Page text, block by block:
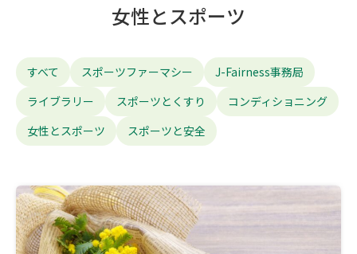
女性とスポーツ
すべて スポーツファーマシー
J-Fairness事務局
ライブラリー
スポーツとくすり
コンディショニング
女性とスポーツ
スポーツと安全